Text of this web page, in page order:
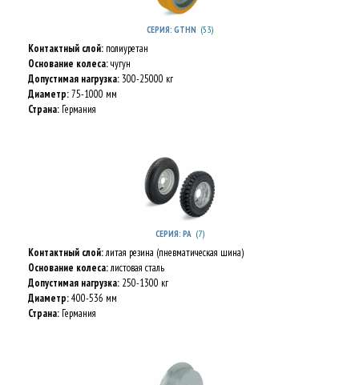
СЕРИЯ: GTHN (53)
Контактный слой: полиуретан
Основание колеса:чугун
Допустимая нагрузка:300-25000 кг
Диаметр:75-1000 мм
Страна: Германия
СЕРИЯ: PA (7)
Контактный слой:литая резина (пневматическая шина)
Основание колеса:листовая сталь
Допустимая нагрузка: 250-1300 кг
Диаметр:400-536 мм
Страна: Германия